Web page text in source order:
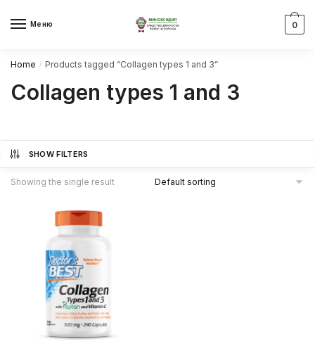
Меню 0
Home / Products tagged “Collagen types 1 and 3”
Collagen types 1 and 3
SHOW FILTERS
Showing the single result